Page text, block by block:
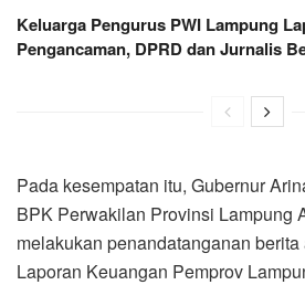
Keluarga Pengurus PWI Lampung
Pengancaman, DPRD dan Jurnalis
Pada kesempatan itu, Gubernur
BPK Perwakilan Provinsi Lampung
melakukan penandatanganan
Laporan Keuangan Pemprov